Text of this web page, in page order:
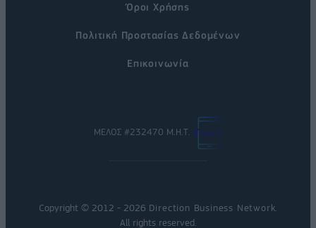
Όροι Χρήσης
Πολιτική Προστασίας Δεδομένων
Επικοινωνία
ΜΕΛΟΣ #232470 Μ.Η.Τ.
Copyright © 2012 - 2026 Direction Business Network.
All rights reserved.